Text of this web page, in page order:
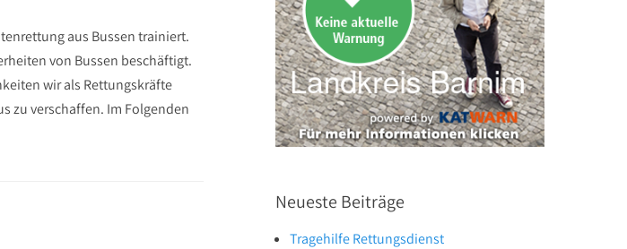
aus Bussen trainiert.
von Bussen beschäftigt.
wir als Rettungskräfte
zu verschaffen. Im Folgenden
Neueste Beiträge
Tragehilfe Rettungsdienst